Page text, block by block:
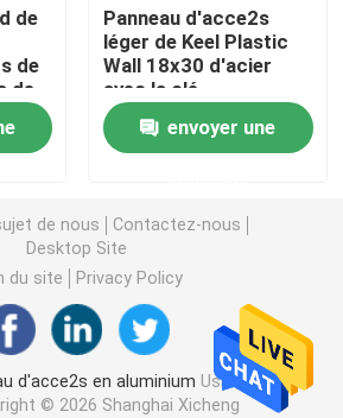
de PVC
de
de
de
la
Panneau d'acce2s
léger de Keel Plastic
Wall 18x30 d'acier
avec la clé
envoyer une
de nous
Contactez-nous
Desktop Site
du site
Privacy Policy
d'acce2s en aluminium Usine De
© 2026 Shanghai Xicheng